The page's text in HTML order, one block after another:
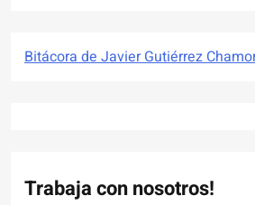
Bitácora de Javier Gutiérrez
Trabaja con nosotros!